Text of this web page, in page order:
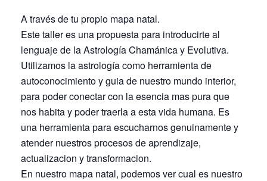
A través de tu propio mapa natal.
Este taller es una propuesta para introducirte al
lenguaje de la Astrología Chamánica y Evolutiva.
Utilizamos la astrología como herramienta de
autoconocimiento y guia de nuestro mundo interior,
para poder conectar con la esencia mas pura que
nos habita y poder traerla a esta vida humana. Es
una herramienta para escucharnos genuinamente y
atender nuestros procesos de aprendizaje,
actualizacion y transformacion.
En nuestro mapa natal, podemos ver cual es nuestro